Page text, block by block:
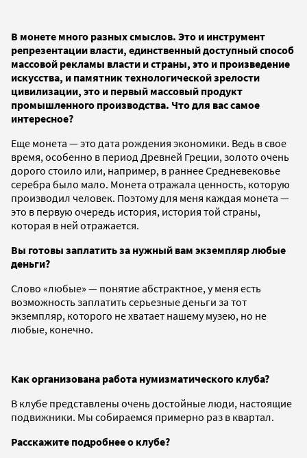
В монете много разных смыслов. Это и инструмент
репрезентации власти, единственный доступный способ
массовой рекламы власти и страны, это и произведение
искусства, и памятник технологической зрелости
цивилизации, это и первый массовый продукт
промышленного производства. Что для вас самое
интересное?
Еще монета — это дата рождения экономики. Ведь в свое
время, особенно в период Древней Греции, золото очень
дорого стоило или, например, в раннее Средневековье
серебра было мало. Монета отражала ценность, которую
производил человек. Поэтому для меня каждая монета —
это в первую очередь история, история той страны,
которая в ней отражается.
Вы готовы заплатить за нужный вам экземпляр любые
деньги?
Слово «любые» — понятие абстрактное, у меня есть
возможность заплатить серьезные деньги за тот
экземпляр, которого не хватает нашему музею, но не
любые, конечно.
Как организована работа нумизматического клуба?
В клубе представлены очень достойные люди, настоящие
подвижники. Мы собираемся примерно раз в квартал.
Расскажите подробнее о клубе?